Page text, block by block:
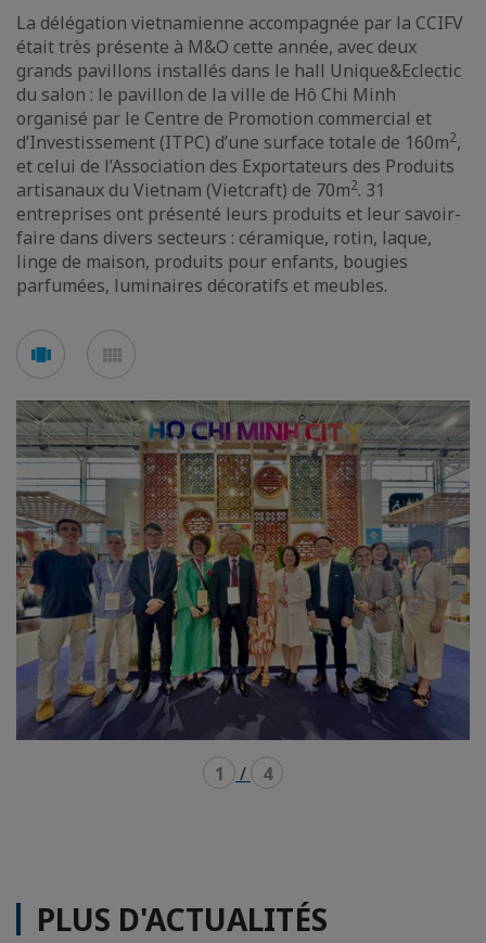
La délégation vietnamienne accompagnée par la CCIFV
était très présente à M&O cette année, avec deux
grands pavillons installés dans le hall Unique&Eclectic
du salon : le pavillon de la ville de Hô Chi Minh
organisé par le Centre de Promotion commercial et
d’Investissement (ITPC) d’une surface totale de 160m2,
et celui de l’Association des Exportateurs des Produits
artisanaux du Vietnam (Vietcraft) de 70m2. 31
entreprises ont présenté leurs produits et leur savoir-
faire dans divers secteurs : céramique, rotin, laque,
linge de maison, produits pour enfants, bougies
parfumées, luminaires décoratifs et meubles.
Voir
en
carousel
en
mosaïque
1 / 4
PLUS D'ACTUALITÉS